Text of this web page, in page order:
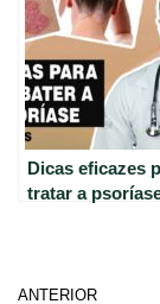
em seu cão 🐶😷
Dicas eficazes
tratar a
ANTERIOR